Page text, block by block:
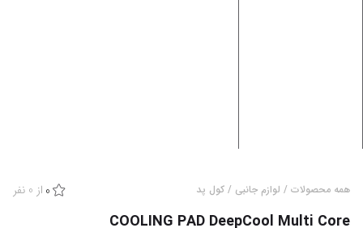
همه محصولات / لوازم جانبی / کول پد 0 از 0 نفر
COOLING PAD DeepCool Multi Core